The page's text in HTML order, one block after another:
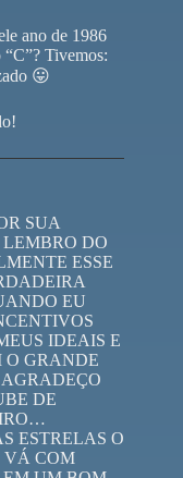
ano de 1986
Tivemos:
😛
SUA
DO
ESSE
EU
IDEAIS E
O GRANDE
DE
ESTRELAS O
VÁ COM